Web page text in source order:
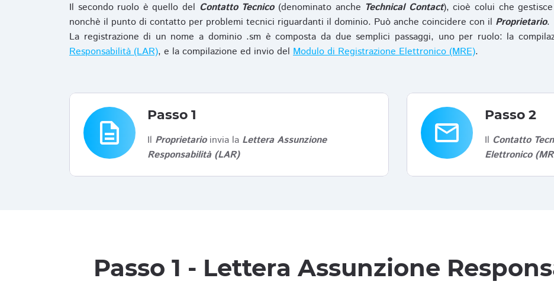
Il secondo ruolo è quello del Contatto Tecnico(denominato anche Technical Contact), cioè colui che
nonchè il punto di contatto per problemi tecnici riguardanti il dominio. Può anche coincidere con il Proprietario.
La registrazione di un nome a dominio .sm è composta da due semplici passaggi, uno per ruolo: la
Responsabilità (LAR), e la compilazione ed invio del Modulo di Registrazione Elettronico (MRE).
description
Passo 1
Il Proprietarioinvia la Lettera Assunzione
Responsabilità (LAR)
email
Passo 2
Il Contatto
Elettronico
Passo 1 - Lettera Assunzione